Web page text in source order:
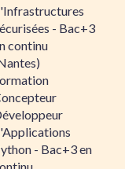
- Bac+3
continu
- Bac+3 en